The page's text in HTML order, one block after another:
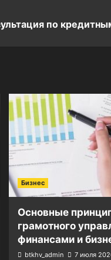
по
Бизнес
Основные
грамотного
финансами и
btkhv_admin 7 июля